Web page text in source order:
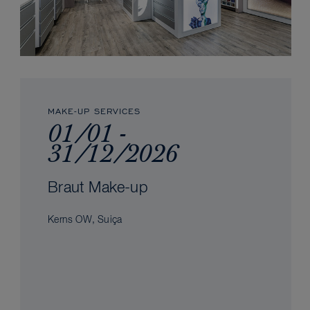
MAKE-UP SERVICES
01/01 -
31/12/2026
Braut Make-up
Kerns OW, Suiça